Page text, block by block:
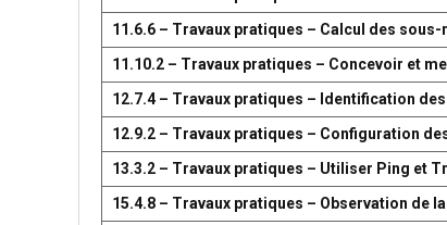
11.6.6 – Travaux pratiques – Calcul des sous-
11.10.2 – Travaux pratiques – Concevoir et
12.7.4 – Travaux pratiques – Identification
12.9.2 – Travaux pratiques – Configuration
13.3.2 – Travaux pratiques – Utiliser Ping et
15.4.8 – Travaux pratiques – Observation de